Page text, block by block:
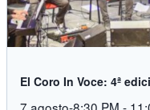
El Coro In Voce: 4ª
7 agosto-8:30 PM -